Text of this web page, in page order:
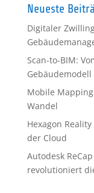
Neueste
Digitaler
Scan-to-BIM:
Gebäudemodell
Mobile
Wandel
Hexagon
der Cloud
Autodesk
revolutioniert